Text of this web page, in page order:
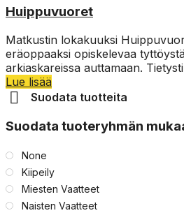
Huippuvuoret
Matkustin lokakuuksi
eräoppaaksi opiskelevaa
arkiaskareissa auttamaan.
Lue lisää
Suodata tuotteita
Suodata tuoteryhmän
None
Kiipeily
Miesten Vaatteet
Naisten Vaatteet